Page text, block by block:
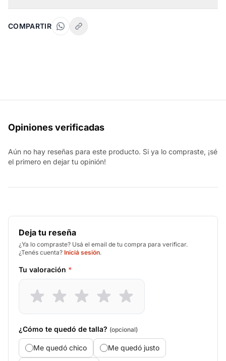
COMPARTIR
Opiniones verificadas
Aún no hay reseñas para este producto. Si ya lo compraste, ¡sé
el primero en dejar tu opinión!
Deja tu reseña
¿Ya lo compraste? Usá el email de tu compra para verificar.
¿Tenés cuenta? Iniciá sesión.
Tu valoración *
¿Cómo te quedó de talla? (opcional)
Me quedó chico Me quedó justo